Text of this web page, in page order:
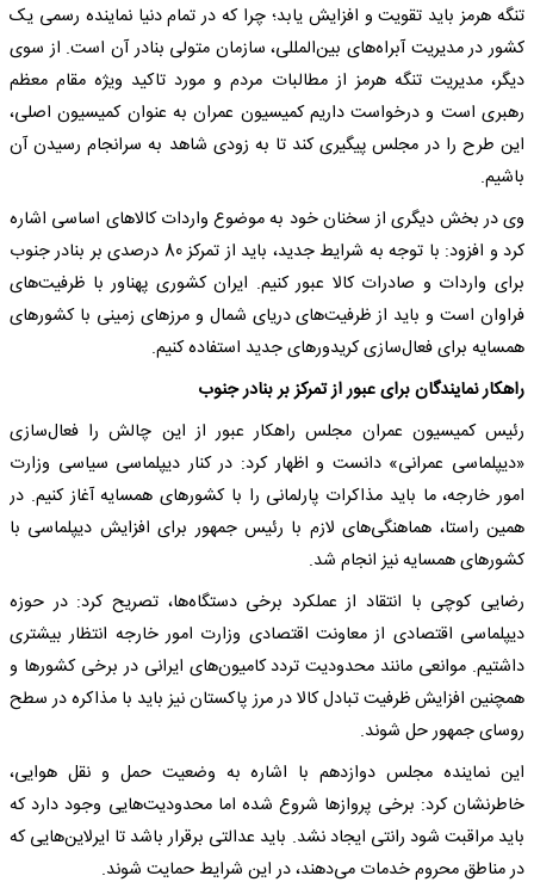
تنگه هرمز باید تقویت و افزایش یابد؛ چرا که در تمام دنیا نماینده رسمی یک
کشور در مدیریت آبراه‌های بین‌المللی، سازمان متولی بنادر آن است. از سوی
دیگر، مدیریت تنگه هرمز از مطالبات مردم و مورد تاکید ویژه مقام معظم
رهبری است و درخواست داریم کمیسیون عمران به عنوان کمیسیون اصلی،
این طرح را در مجلس پیگیری کند تا به زودی شاهد به سرانجام رسیدن آن
باشیم.
وی در بخش دیگری از سخنان خود به موضوع واردات کالاهای اساسی اشاره
کرد و افزود: با توجه به شرایط جدید، باید از تمرکز 80 درصدی بر بنادر جنوب
برای واردات و صادرات کالا عبور کنیم. ایران کشوری پهناور با ظرفیت‌های
فراوان است و باید از ظرفیت‌های دریای شمال و مرزهای زمینی با کشورهای
همسایه برای فعال‌سازی کریدورهای جدید استفاده کنیم.
راهکار نمایندگان برای عبور از تمرکز بر بنادر جنوب
رئیس کمیسیون عمران مجلس راهکار عبور از این چالش را فعال‌سازی
«دیپلماسی عمرانی» دانست و اظهار کرد: در کنار دیپلماسی سیاسی وزارت
امور خارجه، ما باید مذاکرات پارلمانی را با کشورهای همسایه آغاز کنیم. در
همین راستا، هماهنگی‌های لازم با رئیس جمهور برای افزایش دیپلماسی با
کشورهای همسایه نیز انجام شد.
رضایی کوچی با انتقاد از عملکرد برخی دستگاه‌ها، تصریح کرد: در حوزه
دیپلماسی اقتصادی از معاونت اقتصادی وزارت امور خارجه انتظار بیشتری
داشتیم. موانعی مانند محدودیت تردد کامیون‌های ایرانی در برخی کشورها و
همچنین افزایش ظرفیت تبادل کالا در مرز پاکستان نیز باید با مذاکره در سطح
روسای جمهور حل شوند.
این نماینده مجلس دوازدهم با اشاره به وضعیت حمل و نقل هوایی،
خاطرنشان کرد: برخی پروازها شروع شده اما محدودیت‌هایی وجود دارد که
باید مراقبت شود رانتی ایجاد نشد. باید عدالتی برقرار باشد تا ایرلاین‌هایی که
در مناطق محروم خدمات می‌دهند، در این شرایط حمایت شوند.